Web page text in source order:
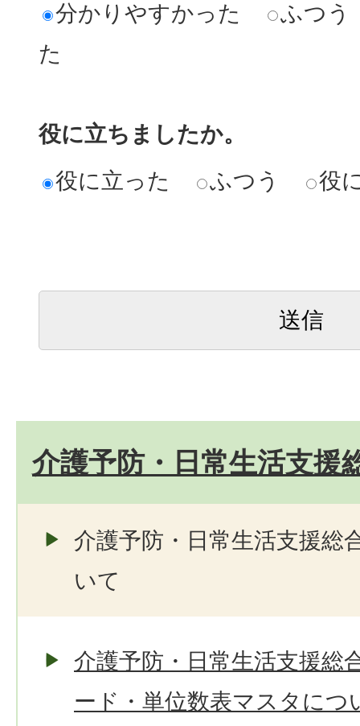
分かりやすかった
ふつう
た
役に立ちましたか。
役に立った
ふつう 役
介護予防・日常生活支援
介護予防・日常生活支援総
いて
介護予防・日常生活支援総
ード・単位数表マスタにつ